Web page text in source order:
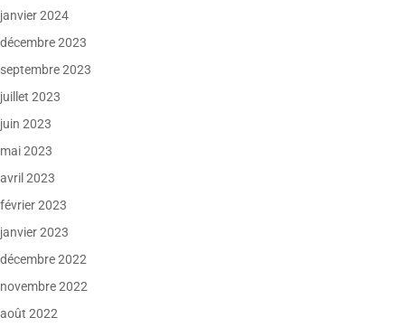
janvier 2024
décembre 2023
septembre 2023
juillet 2023
juin 2023
mai 2023
avril 2023
février 2023
janvier 2023
décembre 2022
novembre 2022
août 2022